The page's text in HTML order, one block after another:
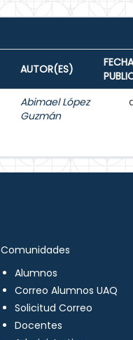
AUTOR(ES)
Abimael López
Guzmán
Comunidades
Alumnos
Correo Alumnos UAQ
Solicitud Correo
Docentes